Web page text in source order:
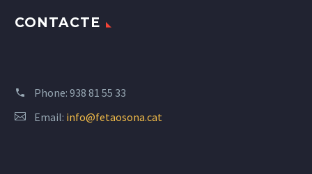
CONTACTE
Phone: 938 81 55 33
Email: info@fetaosona.cat